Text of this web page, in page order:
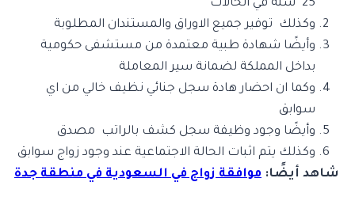
25 سنة في الحالات
وكذلك توفير جميع الاوراق والمستندان المطلوبة
وأيضًا شهادة طبية معتمدة من مستشفى حكومية
بداخل المملكة لضمانة سير المعاملة
وكما ان احضار هادة سجل جنائي نظيف خالي من اي
سوابق
وأيضًا وجود وظيفة سجل كشف بالراتب مصدق
وكذلك يتم اثبات الحالة الاجتماعية عند وجود زواج سوابق
شاهد أيضًا: موافقة زواج في السعودية في منطقة جدة